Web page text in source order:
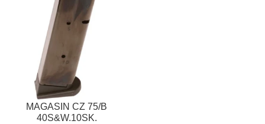
MAGASIN CZ 75/B
40S&W.10SK.